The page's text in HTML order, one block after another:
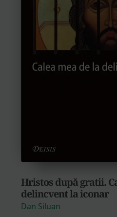
Hristos după gratii.
delincvent la iconar
Dan Siluan